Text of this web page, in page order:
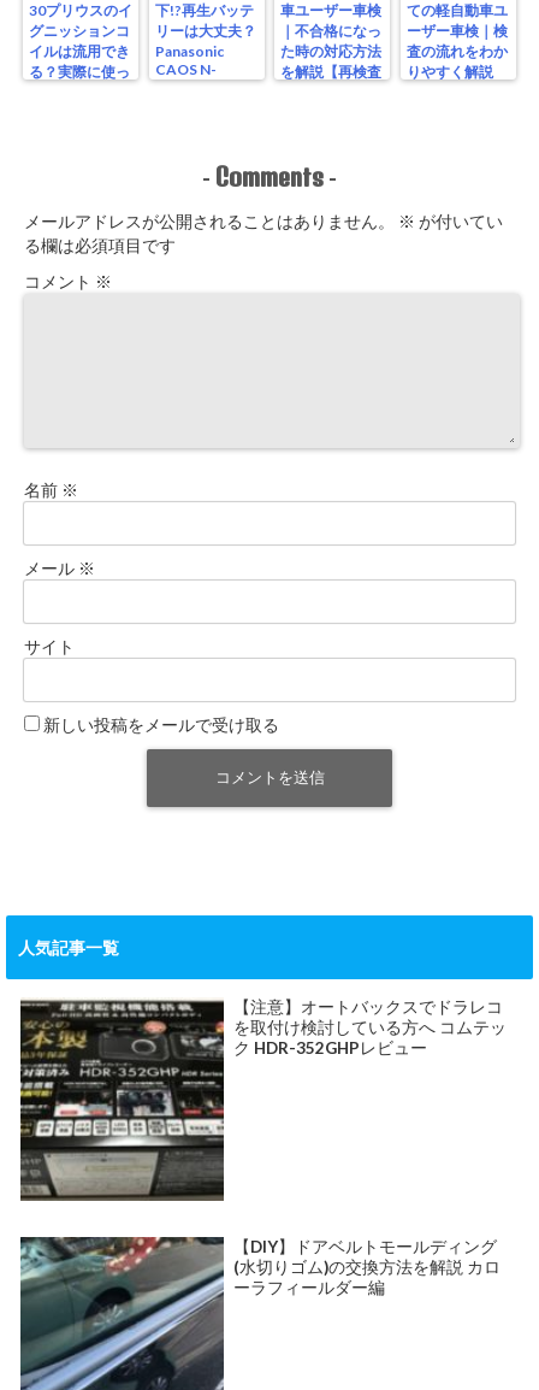
30プリウスのイ
グニッションコ
イルは流用でき
る？実際に使っ
下!?再生バッテ
リーは大丈夫？
Panasonic
CAOS N-
S115/A4を実測
車ユーザー車検
｜不合格になっ
た時の対応方法
を解説【再検査
ての軽自動車ユ
ーザー車検｜検
査の流れをわか
りやすく解説
- Comments -
メールアドレスが公開されることはありません。 ※ が付いてい
る欄は必須項目です
コメント ※
名前 ※
メール ※
サイト
新しい投稿をメールで受け取る
人気記事一覧
【注意】オートバックスでドラレコ
を取付け検討している方へ コムテッ
ク HDR-352GHPレビュー
【DIY】ドアベルトモールディング
(水切りゴム)の交換方法を解説 カロ
ーラフィールダー編